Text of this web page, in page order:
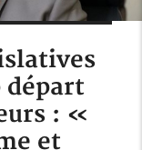
départ
: «
et